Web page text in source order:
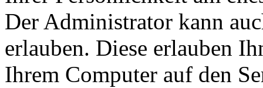
Der Administrator kann
erlauben. Diese erlauben
Ihrem Computer auf den